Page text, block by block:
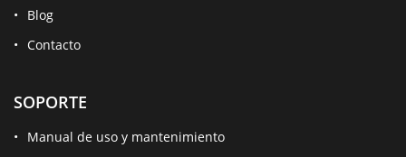
Blog
Contacto
SOPORTE
Manual de uso y mantenimiento